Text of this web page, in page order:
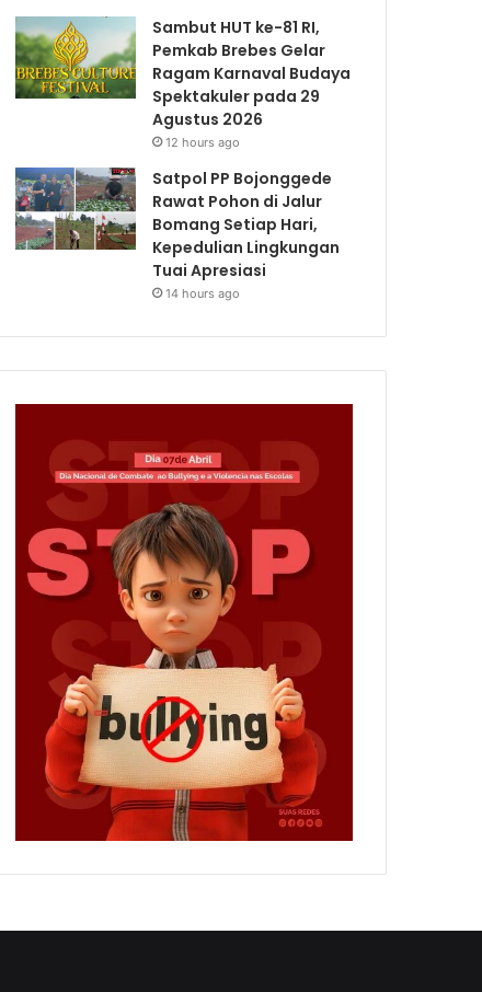
Sambut HUT ke-81 RI,
Pemkab Brebes Gelar
Ragam Karnaval Budaya
Spektakuler pada 29
Agustus 2026
12 hours ago
Satpol PP Bojonggede
Rawat Pohon di Jalur
Bomang Setiap Hari,
Kepedulian Lingkungan
Tuai Apresiasi
14 hours ago